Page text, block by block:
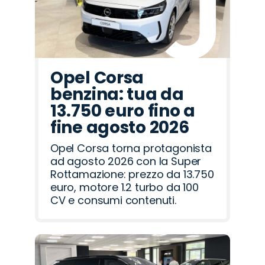
Opel Corsa
benzina: tua da
13.750 euro fino a
fine agosto 2026
Opel Corsa torna protagonista
ad agosto 2026 con la Super
Rottamazione: prezzo da 13.750
euro, motore 1.2 turbo da 100
CV e consumi contenuti.